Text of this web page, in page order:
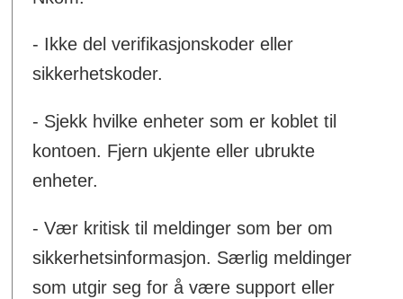
- Ikke del verifikasjonskoder eller
sikkerhetskoder.
- Sjekk hvilke enheter som er koblet til
kontoen. Fjern ukjente eller ubrukte
enheter.
- Vær kritisk til meldinger som ber om
sikkerhetsinformasjon. Særlig meldinger
som utgir seg for å være support eller